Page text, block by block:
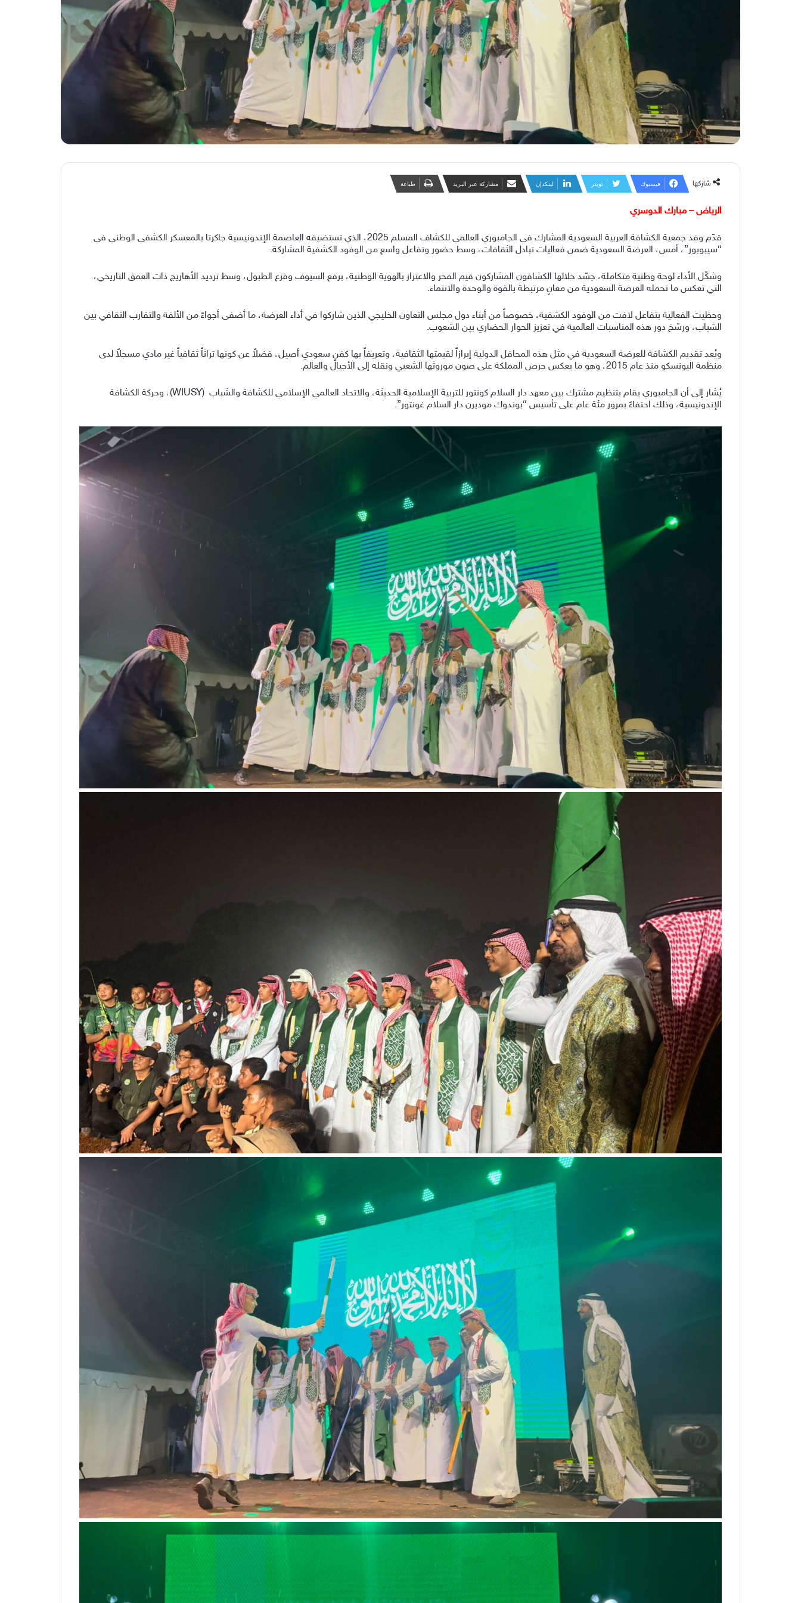
شاركها فيسبوك تويتر لينكدإن مشاركة عبر البريد طباعة
الرياض – مبارك الدوسري
قدّم وفد جمعية الكشافة العربية السعودية المشارك في الجامبوري العالمي للكشاف المسلم 2025، الذي تستضيفه العاصمة الإندونيسية جاكرتا بالمعسكر الكشفي الوطني في
“سيبوبور”، أمس، العرضة السعودية ضمن فعاليات تبادل الثقافات، وسط حضور وتفاعل واسع من الوفود الكشفية المشاركة.
وشكّل الأداء لوحة وطنية متكاملة، جسّد خلالها الكشافون المشاركون قيم الفخر والاعتزاز بالهوية الوطنية، برفع السيوف وقرع الطبول، وسط ترديد الأهازيج ذات العمق التاريخي،
التي تعكس ما تحمله العرضة السعودية من معانٍ مرتبطة بالقوة والوحدة والانتماء.
وحظيت الفعالية بتفاعل لافت من الوفود الكشفية، خصوصاً من أبناء دول مجلس التعاون الخليجي الذين شاركوا في أداء العرضة، ما أضفى أجواءً من الألفة والتقارب الثقافي بين
الشباب، ورسّخ دور هذه المناسبات العالمية في تعزيز الحوار الحضاري بين الشعوب.
ويُعد تقديم الكشافة للعرضة السعودية في مثل هذه المحافل الدولية إبرازاً لقيمتها الثقافية، وتعريفاً بها كفنٍ سعودي أصيل، فضلاً عن كونها تراثاً ثقافياً غير مادي مسجلاً لدى
منظمة اليونسكو منذ عام 2015، وهو ما يعكس حرص المملكة على صون موروثها الشعبي ونقله إلى الأجيال والعالم.
يُشار إلى أن الجامبوري يقام بتنظيم مشترك بين معهد دار السلام كونتور للتربية الإسلامية الحديثة، والاتحاد العالمي الإسلامي للكشافة والشباب (WIUSY)، وحركة الكشافة
الإندونيسية، وذلك احتفاءً بمرور مئة عام على تأسيس “بوندوك موديرن دار السلام غونتور”.